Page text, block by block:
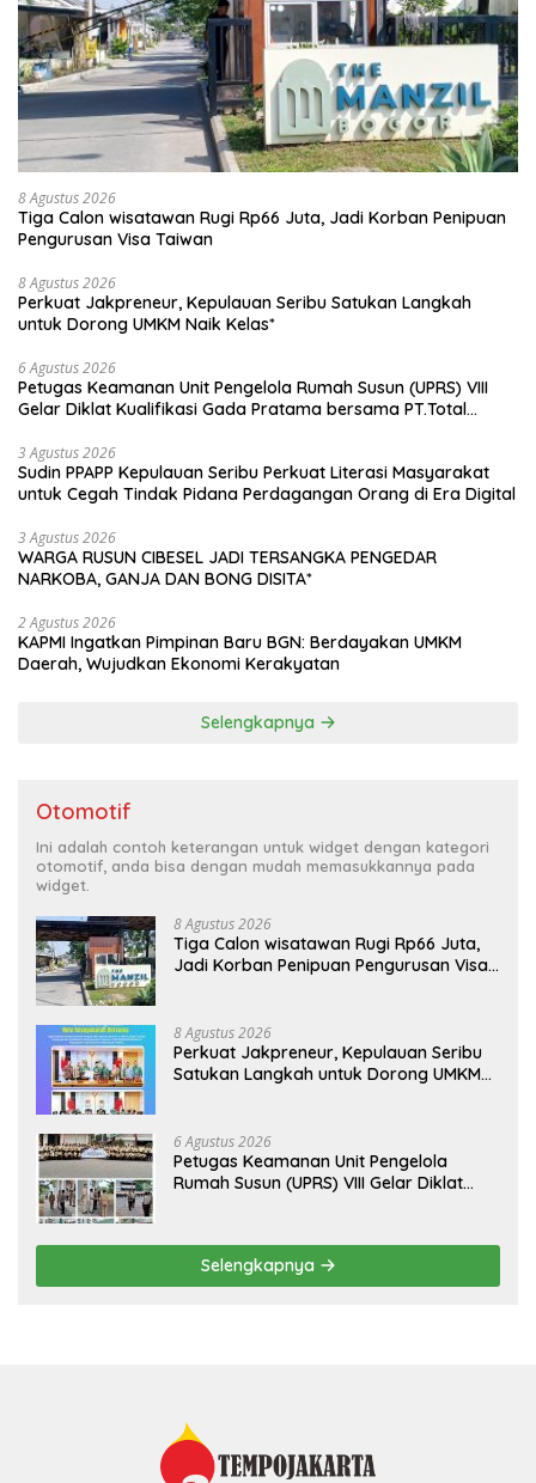
8 Agustus 2026
Tiga Calon wisatawan Rugi Rp66 Juta, Jadi Korban Penipuan
Pengurusan Visa Taiwan
8 Agustus 2026
Perkuat Jakpreneur, Kepulauan Seribu Satukan Langkah
untuk Dorong UMKM Naik Kelas*
6 Agustus 2026
Petugas Keamanan Unit Pengelola Rumah Susun (UPRS) VIII
Gelar Diklat Kualifikasi Gada Pratama bersama PT.Total
Jaya*
3 Agustus 2026
Sudin PPAPP Kepulauan Seribu Perkuat Literasi Masyarakat
untuk Cegah Tindak Pidana Perdagangan Orang di Era Digital
3 Agustus 2026
WARGA RUSUN CIBESEL JADI TERSANGKA PENGEDAR
NARKOBA, GANJA DAN BONG DISITA*
2 Agustus 2026
KAPMI Ingatkan Pimpinan Baru BGN: Berdayakan UMKM
Daerah, Wujudkan Ekonomi Kerakyatan
Selengkapnya
Otomotif
Ini adalah contoh keterangan untuk widget dengan kategori
otomotif, anda bisa dengan mudah memasukkannya pada
widget.
8 Agustus 2026
Tiga Calon wisatawan Rugi Rp66 Juta,
Jadi Korban Penipuan Pengurusan Visa
8 Agustus 2026
Perkuat Jakpreneur, Kepulauan Seribu
Satukan Langkah untuk Dorong UMKM
6 Agustus 2026
Petugas Keamanan Unit Pengelola
Rumah Susun (UPRS) VIII Gelar Diklat
Bhabinkamtibmas Polda Metro Jaya*
Selengkapnya